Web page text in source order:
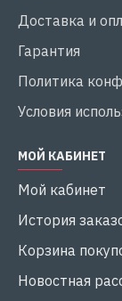
Доставка и
Гарантия
Политика
Условия
МОЙ КАБИНЕТ
Мой кабинет
История
Корзина
Новостная